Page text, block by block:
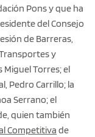
Pons y que ha
del Consejo
de Barreras,
y
Miguel Torres; el
Pedro Carrillo; la
Serrano; el
quien también
Competitiva de